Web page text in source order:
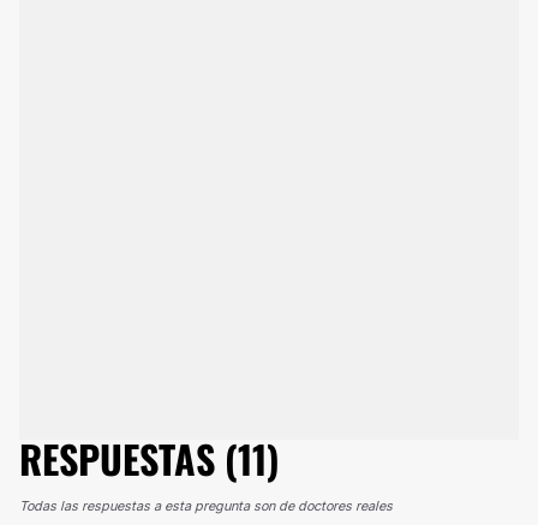
RESPUESTAS (11)
Todas las respuestas a esta pregunta son de doctores reales